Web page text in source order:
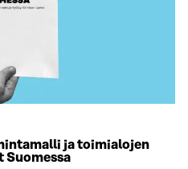
ja toimialojen